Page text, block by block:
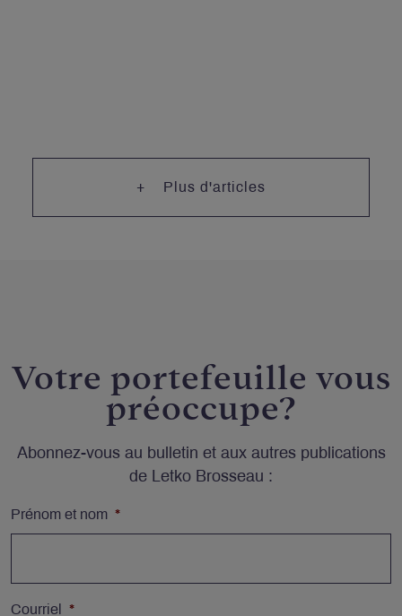
Plus d'articles
Votre portefeuille vous
préoccupe?
Abonnez-vous au bulletin et aux autres publications
de Letko Brosseau :
Prénom et nom *
Courriel *